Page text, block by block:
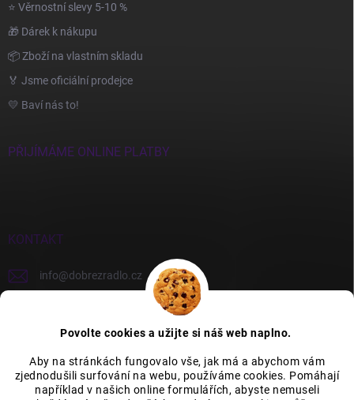
Povolte cookies a užijte si náš web naplno.
Aby na stránkách fungovalo vše, jak má a abychom vám
zjednodušili surfování na webu, používáme cookies. Pomáhají
například v našich online formulářích, abyste nemuseli
⭐ Věrnostní slevy 5-10 %
🎁 Dárek k nákupu
📦 Zboží na vlastním skladu
🏅 Jsme oficiální prodejce
💛 Baví nás to!
PŘIJÍMÁME ONLINE PLATBY
KONTAKT
info@dobrezradlo.cz
Category Icons by Freepik Category Icons by Icons8